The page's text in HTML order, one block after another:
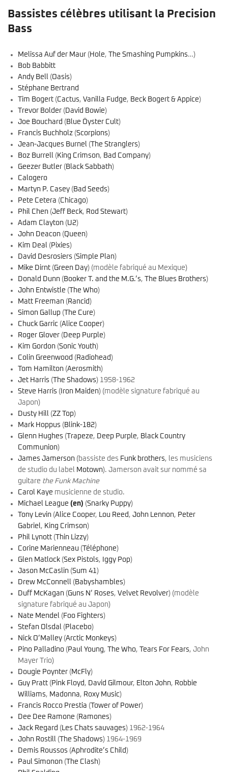
Bassistes célèbres utilisant la Precision
Bass
Melissa Auf der Maur ( Hole, The Smashing Pumpkins…)
Bob Babbitt
Andy Bell (Oasis)
Stéphane Bertrand
Tim Bogert (Cactus, Vanilla Fudge, Beck Bogert & Appice)
Trevor Bolder ( David Bowie)
Joe Bouchard ( Blue Öyster Cult)
Francis Buchholz (Scorpions)
Jean-Jacques Burnel ( The Stranglers)
Boz Burrell ( King Crimson, Bad Company)
Geezer Butler ( Black Sabbath)
Calogero
Martyn P. Casey ( Bad Seeds)
Pete Cetera (Chicago)
Phil Chen (Jeff Beck, Rod Stewart)
Adam Clayton (U2)
John Deacon (Queen)
Kim Deal ( Pixies)
David Desrosiers (Simple Plan)
Mike Dirnt (Green Day) (modèle fabriqué au Mexique)
Donald Dunn ( Booker T. and the M.G.’s, The Blues Brothers)
John Entwistle ( The Who)
Matt Freeman ( Rancid )
Simon Gallup ( The Cure)
Chuck Garric (Alice Cooper)
Roger Glover ( Deep Purple)
Kim Gordon (Sonic Youth)
Colin Greenwood ( Radiohead )
Tom Hamilton (Aerosmith)
Jet Harris ( The Shadows) 1958-1962
Steve Harris ( Iron Maiden) (modèle signature fabriqué au
Japon)
Dusty Hill (ZZ Top)
Mark Hoppus ( Blink-182)
Glenn Hughes ( Trapeze, Deep Purple, Black Country
Communion)
James Jamerson (bassiste des Funk brothers, les musiciens
de studio du label Motown). Jamerson avait sur nommé sa
guitare the Funk Machine
Carol Kaye musicienne de studio.
Michael League (en) (Snarky Puppy)
Tony Levin (Alice Cooper, Lou Reed , John Lennon, Peter
Gabriel, King Crimson)
Phil Lynott ( Thin Lizzy)
Corine Marienneau ( Téléphone)
Glen Matlock (Sex Pistols, Iggy Pop)
Jason McCaslin (Sum 41)
Drew McConnell ( Babyshambles)
Duff McKagan (Guns N’ Roses, Velvet Revolver) (modèle
signature fabriqué au Japon)
Nate Mendel ( Foo Fighters)
Stefan Olsdal ( Placebo)
Nick O’Malley (Arctic Monkeys)
Pino Palladino ( Paul Young, The Who, Tears For Fears, John
Mayer Trio)
Dougie Poynter ( McFly)
Guy Pratt ( Pink Floyd , David Gilmour, Elton John, Robbie
Williams, Madonna, Roxy Music)
Francis Rocco Prestia ( Tower of Power)
Dee Dee Ramone ( Ramones)
Jack Regard ( Les Chats sauvages) 1962-1964
John Rostill ( The Shadows) 1964-1969
Demis Roussos (Aphrodite’s Child )
Paul Simonon ( The Clash)